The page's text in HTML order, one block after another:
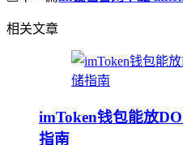
相关文章
imToken钱包能放
指南